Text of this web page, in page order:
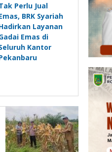
Perlu Jual
BRK Syariah
Layanan
Emas di
Kantor